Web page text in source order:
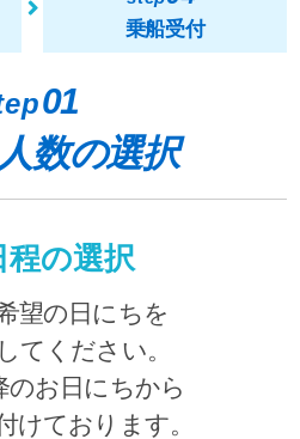
乗船受付
01
数の選択
程の選択
望の日にちを
てください。
のお日にちから
けております。